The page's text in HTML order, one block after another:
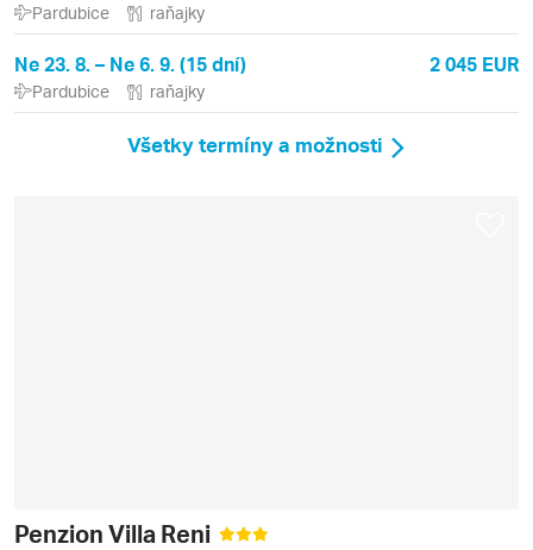
Pardubice raňajky
Ne 23. 8. – Ne 6. 9. (15 dní) 2 045 EUR
Pardubice raňajky
Všetky termíny a možnosti
Penzion Villa Reni